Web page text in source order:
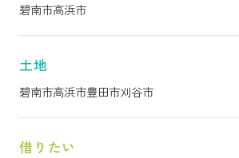
碧南市高浜市
土地
碧南市高浜市豊田市刈谷市
借りたい